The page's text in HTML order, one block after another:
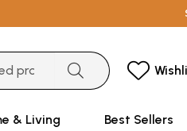
& Living Best Sellers